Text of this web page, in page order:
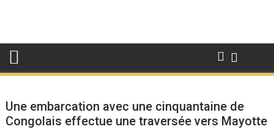
Une embarcation avec une cinquantaine de
Congolais effectue une traversée vers Mayotte